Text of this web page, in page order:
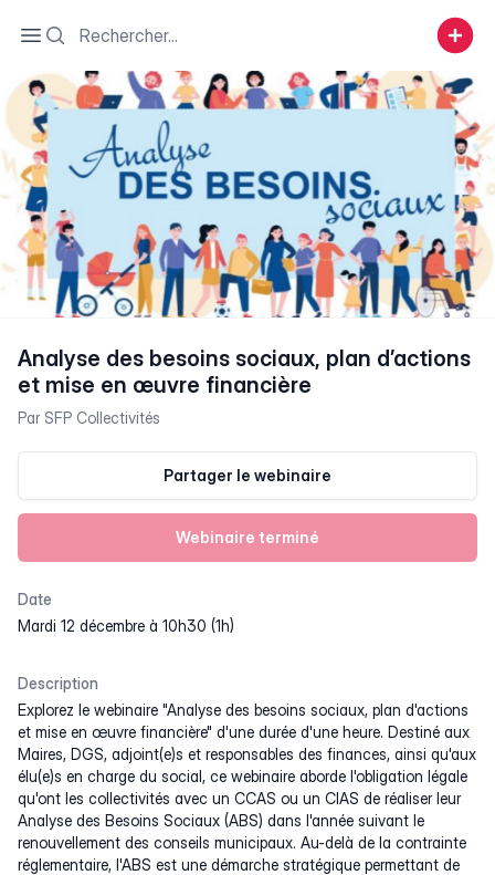
Open sidebar
Search
Analyse des besoins sociaux, plan d’actions
et mise en œuvre financière
Par SFP Collectivités
Partager le webinaire
Webinaire terminé
Date
mardi 12 décembre à 10h30 (1h)
Description
Explorez le webinaire "Analyse des besoins sociaux, plan d'actions
et mise en œuvre financière" d'une durée d'une heure. Destiné aux
Maires, DGS, adjoint(e)s et responsables des finances, ainsi qu'aux
élu(e)s en charge du social, ce webinaire aborde l'obligation légale
qu'ont les collectivités avec un CCAS ou un CIAS de réaliser leur
Analyse des Besoins Sociaux (ABS) dans l'année suivant le
renouvellement des conseils municipaux. Au-delà de la contrainte
réglementaire, l'ABS est une démarche stratégique permettant de